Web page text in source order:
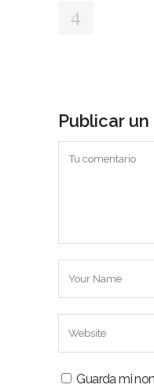
Publicar
Guarda mi